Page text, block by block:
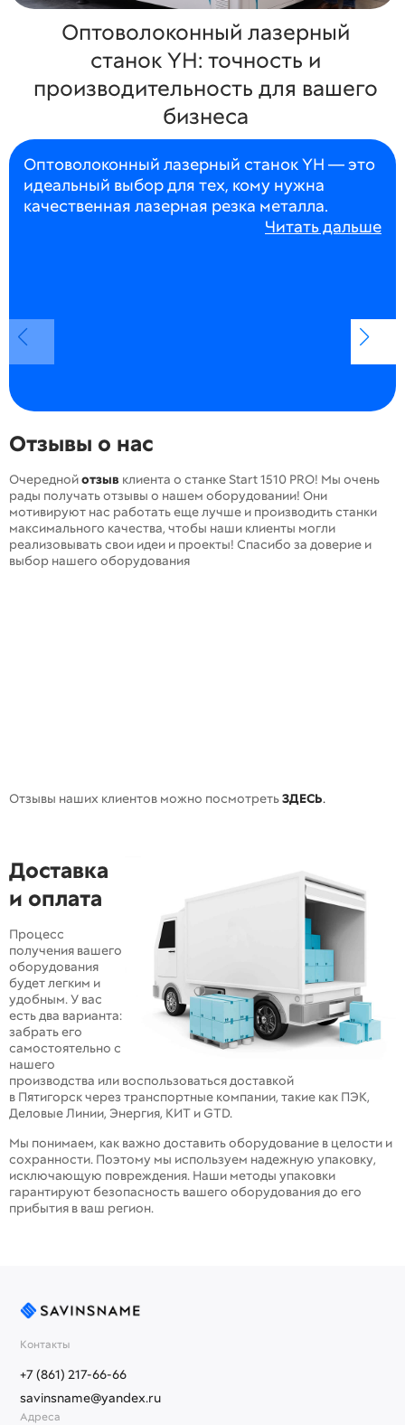
Оптоволоконный лазерный
станок YH: точность и
производительность для вашего
бизнеса
Оптоволоконный лазерный станок YH — это
идеальный выбор для тех, кому нужна
качественная лазерная резка металла.
Читать дальше
Отзывы о нас
Очереднойотзыв клиента о станке Start 1510 PRO! Мы очень
рады получать отзывы о нашем оборудовании! Они
мотивируют нас работать еще лучше и производить станки
максимального качества, чтобы наши клиенты могли
реализовывать свои идеи и проекты! Спасибо за доверие и
выбор нашего оборудования
Отзывы наших клиентов можно посмотретьЗДЕСЬ.
Доставка
и оплата
Процесс
получения вашего
оборудования
будет легким и
удобным. У вас
есть два варианта:
забрать его
самостоятельно с
нашего
производства или воспользоваться доставкой
в Пятигорск через транспортные компании, такие как ПЭК,
Деловые Линии, Энергия, КИТ и GTD.
Мы понимаем, как важно доставить оборудование в целости и
сохранности. Поэтому мы используем надежную упаковку,
исключающую повреждения. Наши методы упаковки
гарантируют безопасность вашего оборудования до его
прибытия в ваш регион.
Контакты
+7 (861) 217-66-66
savinsname@yandex.ru
Адреса